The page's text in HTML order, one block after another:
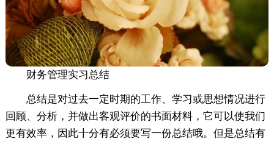
财务管理实习总结
总结是对过去一定时期的工作、学习或思想情况进行
回顾、分析，并做出客观评价的书面材料，它可以使我们
更有效率，因此十分有必须要写一份总结哦。但是总结有